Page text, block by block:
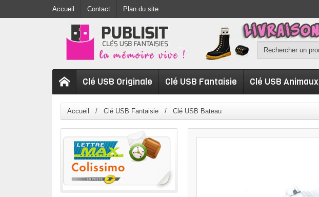
Accueil Contact Plan du site
Clé USB Originale Clé USB Fantaisie Clé USB Animaux
Accueil Clé USB Fantaisie Clé USB Bateau